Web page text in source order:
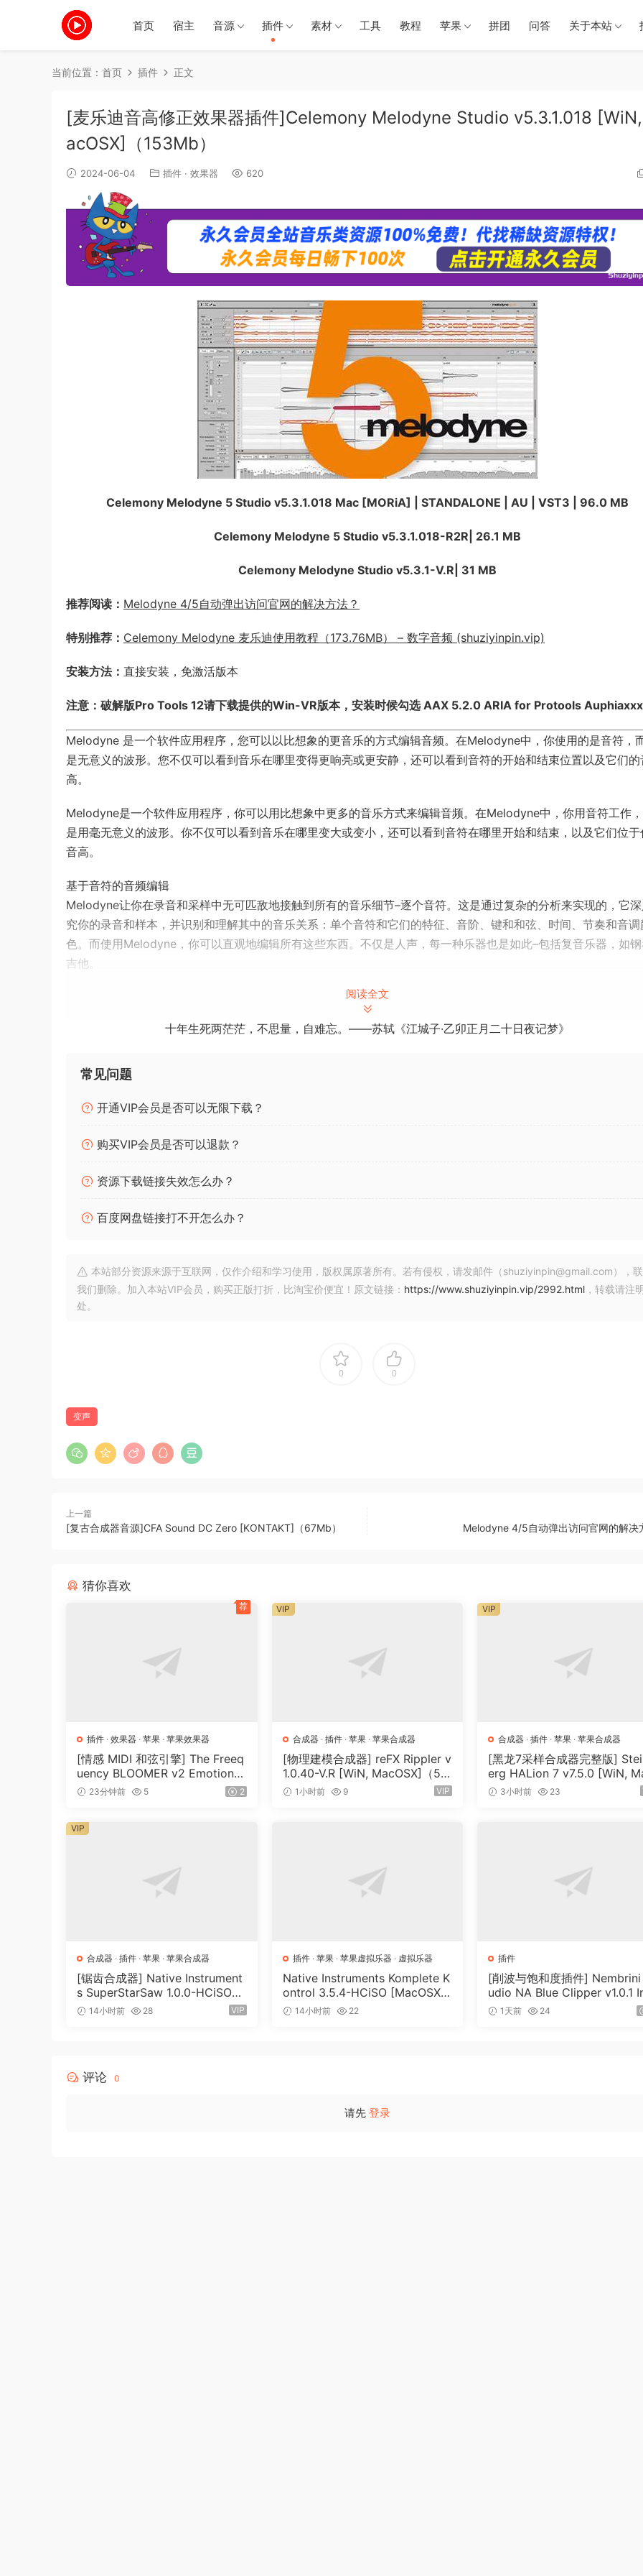
首页 宿主 音源 插件 素材 工具 教程 苹果 拼团 问答 关于本站
当前位置： 首页 插件 正文
[麦乐迪音高修正效果器插件]Celemony Melodyne Studio v5.3.1.018
acOSX]（153Mb）
2024-06-04 插件 · 效果器 620
Celemony Melodyne 5 Studio v5.3.1.018 Mac [MORiA] | STANDALONE | AU | VST3 | 96.0 MB
Celemony Melodyne 5 Studio v5.3.1.018-R2R| 26.1 MB
Celemony Melodyne Studio v5.3.1-V.R| 31 MB
推荐阅读： Melodyne 4/5自动弹出访问官网的解决方法？
特别推荐： Celemony Melodyne 麦乐迪使用教程（173.76MB） – 数字音频 (shuziyinpin.vip)
安装方法： 直接安装，免激活版本
注意：破解版Pro Tools 12请下载提供的Win-VR版本，安装时候勾选 AAX 5.2.0 ARIA for Protools Auphiaxxx
Melodyne 是一个软件应用程序，您可以以比想象的更音乐的方式编辑音频。在Melodyne中，你使用的是音符，
是无意义的波形。您不仅可以看到音乐在哪里变得更响亮或更安静，还可以看到音符的开始和结束位置以及它们的
高。
Melodyne是一个软件应用程序，你可以用比想象中更多的音乐方式来编辑音频。在Melodyne中，你用音符工作
是用毫无意义的波形。你不仅可以看到音乐在哪里变大或变小，还可以看到音符在哪里开始和结束，以及它们位于
音高。
基于音符的音频编辑
Melodyne让你在录音和采样中无可匹敌地接触到所有的音乐细节–逐个音符。这是通过复杂的分析来实现的，它
究你的录音和样本，并识别和理解其中的音乐关系：单个音符和它们的特征、音阶、键和和弦、时间、节奏和音调
色。而使用Melodyne，你可以直观地编辑所有这些东西。不仅是人声，每一种乐器也是如此–包括复音乐器，如
吉他。
在Melodyne中，音符是用blobs表示的。通过使用Melodyne强大的工具，你可以编辑（除其他外）每个音符的音
颤音、音量、咝音、长度、时间和声调。通过这种方式，你可以以一种音乐性的、直接的方式来加强演奏的音调、
Melodyne的声音如此之好，使用如此简单，是基于两点。最不重要的是技术。
Melodyne可以识别音符和它们之间的关系。只有在这种知识的基础上，Melodyne的算法才能够 “思考 “并以这种
解的软件是无法提供的。
5.3.1版的新内容
Pro Tools与ARA：当重复使用Melodyne中的撤销功能时，在非常特殊的情况下，Pro Tools可能会崩溃。
ARA和插件。在某些情况下，并不是每个音符都被包含在本地播放中。
ARA：当创建一个新项目时，在某些情况下DAW会显示错误信息，即使新项目没有错误。
Studio One：当启动Studio One时，有时在扫描Melodyne插件时发生崩溃。
Digital Performer。在少数情况下，移动Blobs可能导致崩溃。
单机执行。在音符分配模式中，执行 “将选择转换为连接的序列 “功能有时会导致崩溃。
单机和ARA：在macOS Monterey下的非常高分辨率的屏幕上，全屏模式下可能会发生崩溃。
键盘快捷键。曲目模式和剪辑模式的分配被错误地列在 “编辑工具 “下，而不是现在的 “查看配置”。
键盘快捷键。渐变工具和咝咝声平衡工具现在直接出现在振幅工具的下面，这与工具箱中的布局相对应。
时间处理。当撤销用时间处理工具进行的编辑时，有时会出现有关音符的声音保持不变的情况。
ARA：当使用通用算法时，在编辑Blobs时，有时会出现显示错误（Blobs之间有间隙）。
https://www.celemony.com/en/melodyne/what-is-melodyne
阅读全文
十年生死两茫茫，不思量，自难忘。——苏轼《江城子·乙卯正月二十日夜记梦》
常见问题
开通VIP会员是否可以无限下载？
购买VIP会员是否可以退款？
资源下载链接失效怎么办？
百度网盘链接打不开怎么办？
本站部分资源来源于互联网，仅作介绍和学习使用，版权属原著所有。若有侵权，请发邮件（shuziyinpin@gmail.com），
我们删除。加入本站VIP会员，购买正版打折，比淘宝价便宜！原文链接： https://www.shuziyinpin.vip/2992.html ，转载请注
处。
0 0
变声
上一篇
[复古合成器音源]CFA Sound DC Zero [KONTAKT]（67Mb） Melodyne 4/5自动弹出访问官网的解决
猜你喜欢
插件 · 效果器 · 苹果 · 苹果效果器
[情感 MIDI 和弦引擎] The Freeq
uency BLOOMER v2 Emotional
Chord Engine [WiN, MacOSX]
23分钟前 5 2
荐
合成器· 插件· 苹果· 苹果合成器
[物理建模合成器] reFX Rippler v
1.0.40-V.R [WiN, MacOSX]（55
MB）
1小时前 9 VIP
VIP
合成器 ·插件 ·苹果 ·苹果合成器
[黑龙7采样合成器完整版]
erg HALion 7 v7.5.0 [WiN,
OSX]（673.3MB+920
3小时前 23
VIP
合成器 · 插件 · 苹果 · 苹果合成器
[锯齿合成器] Native Instrument
s SuperStarSaw 1.0.0-HCiSO
[MacOSX]（182.43MB）
14小时前 28 VIP
VIP
插件· 苹果· 苹果虚拟乐器· 虚拟乐器
Native Instruments Komplete K
ontrol 3.5.4-HCiSO [MacOSX]
（ 823.17MB）
14小时前 22
插件
[削波与饱和度插件]
udio NA Blue Clipper v1.0.1
Keygen-R2R [WiN]（11.2MB
1天前 24
评论 0
请先 登录